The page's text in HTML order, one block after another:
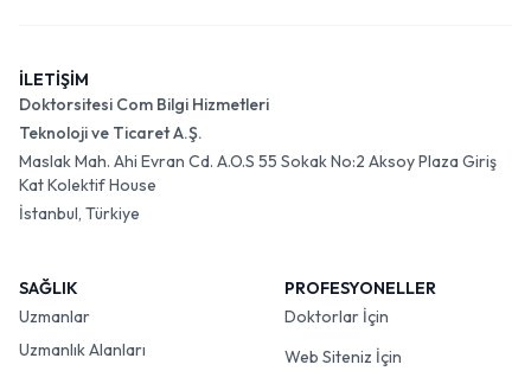
İLETİŞİM
Doktorsitesi Com Bilgi Hizmetleri
Teknoloji ve Ticaret A.Ş.
Maslak Mah. Ahi Evran Cd. A.O.S 55 Sokak No:2 Aksoy Plaza Giriş
Kat Kolektif House
İstanbul, Türkiye
SAĞLIK
Uzmanlar
Uzmanlık Alanları
PROFESYONELLER
Doktorlar İçin
Web Siteniz İçin